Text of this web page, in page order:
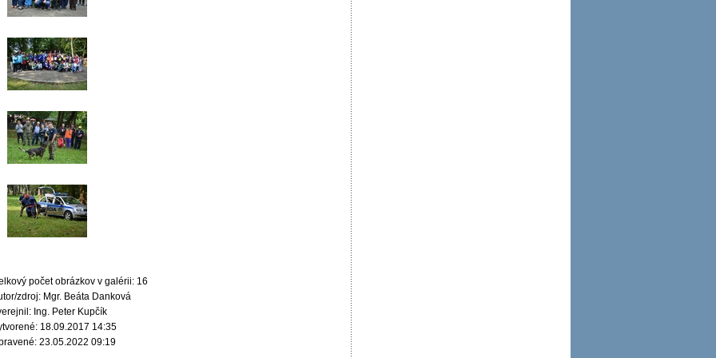
počet obrázkov v galérii: 16
zdroj: Mgr. Beáta Danková
Ing. Peter Kupčík
18.09.2017 14:35
23.05.2022 09:19